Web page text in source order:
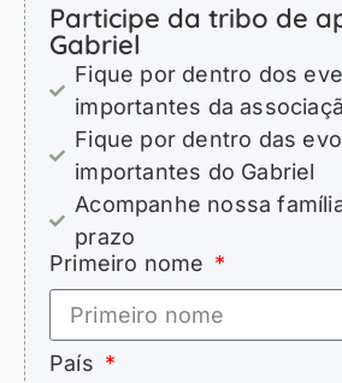
Participe da tribo de
Gabriel
Fique por dentro dos
importantes da
Fique por dentro das
importantes do Gabriel
Acompanhe nossa
prazo
Primeiro nome
País